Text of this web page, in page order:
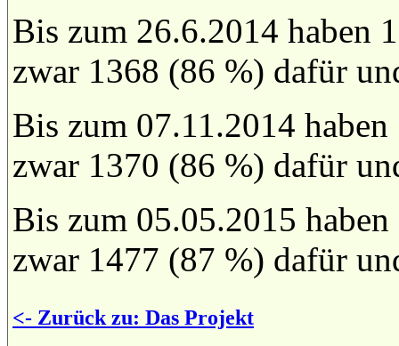
Bis zum 26.6.2014 haben
zwar 1368 (86 %) dafür
Bis zum 07.11.2014
zwar 1370 (86 %) dafür
Bis zum 05.05.2015
zwar 1477 (87 %) dafür
<- Zurück zu: Das Projekt